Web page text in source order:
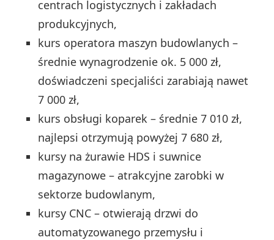
centrach logistycznych i zakładach
produkcyjnych,
kurs operatora maszyn budowlanych –
średnie wynagrodzenie ok. 5 000 zł,
doświadczeni specjaliści zarabiają nawet
7 000 zł,
kurs obsługi koparek – średnie 7 010 zł,
najlepsi otrzymują powyżej 7 680 zł,
kursy na żurawie HDS i suwnice
magazynowe – atrakcyjne zarobki w
sektorze budowlanym,
kursy CNC – otwierają drzwi do
automatyzowanego przemysłu i